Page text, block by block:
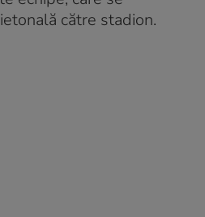
către stadion.